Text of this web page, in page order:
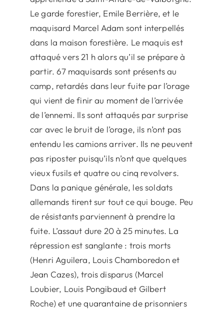
Le garde forestier, Emile Berrière, et le
maquisard Marcel Adam sont interpellés
dans la maison forestière. Le maquis est
attaqué vers 21 h alors qu’il se prépare à
partir. 67 maquisards sont présents au
camp, retardés dans leur fuite par l’orage
qui vient de finir au moment de l’arrivée
de l’ennemi. Ils sont attaqués par surprise
car avec le bruit de l’orage, ils n’ont pas
entendu les camions arriver. Ils ne peuvent
pas riposter puisqu’ils n’ont que quelques
vieux fusils et quatre ou cinq revolvers.
Dans la panique générale, les soldats
allemands tirent sur tout ce qui bouge. Peu
de résistants parviennent à prendre la
fuite. L’assaut dure 20 à 25 minutes. La
répression est sanglante : trois morts
(Henri Aguilera, Louis Chamboredon et
Jean Cazes), trois disparus (Marcel
Loubier, Louis Pongibaud et Gilbert
Roche) et une quarantaine de prisonniers